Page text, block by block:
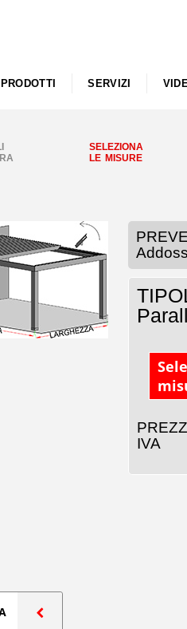
PRODOTTI SERVIZI
SELEZIONA
LE MISURE
IVA